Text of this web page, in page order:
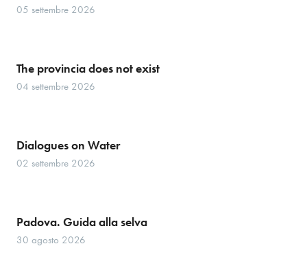
05 settembre 2026
The provincia does not exist
04 settembre 2026
Dialogues on Water
02 settembre 2026
Padova. Guida alla selva
30 agosto 2026